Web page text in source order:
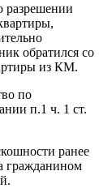
разрешении
обратился со
из КМ.
по
п.1 ч. 1 ст.
ранее
гражданином